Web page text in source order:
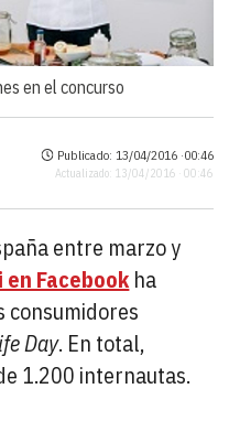
en el concurso
Publicado: 13/04/2016 ·00:46
Actualizado: 13/04/2016 · 00:46
entre marzo y
en Facebook ha
consumidores
Day. En total,
1.200 internautas.